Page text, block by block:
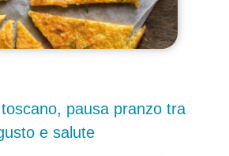
pausa pranzo tra
e salute